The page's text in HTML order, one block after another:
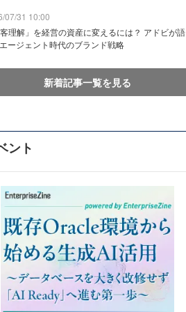
07/31 10:00
客理解」を経営の資産に変えるには？ アドビが語
ージェント時代のブランド戦略
新着記事一覧を見る
ント